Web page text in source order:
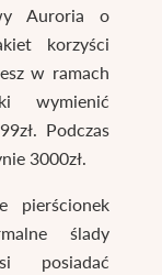
Auroria o
korzyści
w ramach
wymienić
Podczas
3000zł.
pierścionek
ślady
posiadać